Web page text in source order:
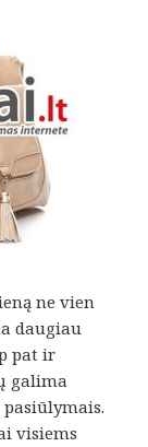
ne vien
daugiau
pat ir
galima
visiems